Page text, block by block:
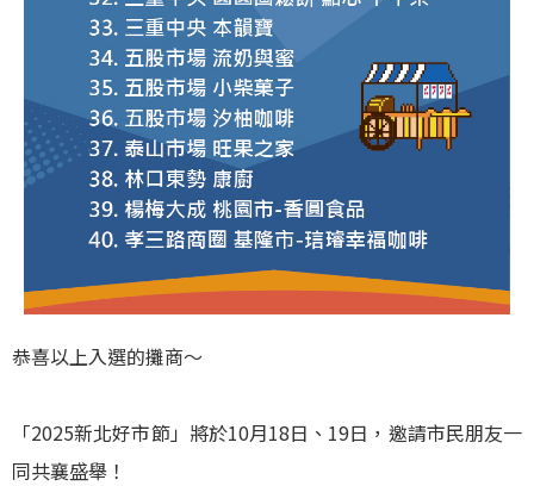
恭喜以上入選的攤商～
「2025新北好市節」將於10月18日、19日，邀請市民朋友一
同共襄盛舉！